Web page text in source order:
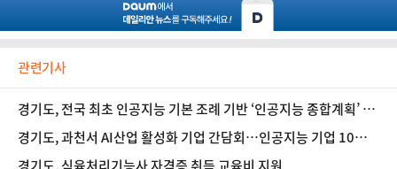
관련기사
경기도, 전국 최초 인공지능 기본 조례 기반 ‘인공지능 종합계획’ 수
립
경기도, 과천서 AI산업 활성화 기업 간담회…인공지능 기업 10곳
참여